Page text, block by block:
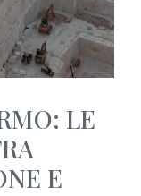
LE
E